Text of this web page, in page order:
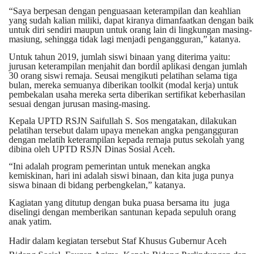
“Saya berpesan dengan penguasaan keterampilan dan keahlian
yang sudah kalian miliki, dapat kiranya dimanfaatkan dengan baik
untuk diri sendiri maupun untuk orang lain di lingkungan masing-
masiung, sehingga tidak lagi menjadi pengangguran,” katanya.
Untuk tahun 2019, jumlah siswi binaan yang diterima yaitu:
jurusan keterampilan menjahit dan bordil aplikasi dengan jumlah
30 orang siswi remaja. Seusai mengikuti pelatihan selama tiga
bulan, mereka semuanya diberikan toolkit (modal kerja) untuk
pembekalan usaha mereka serta diberikan sertifikat keberhasilan
sesuai dengan jurusan masing-masing.
Kepala UPTD RSJN Saifullah S. Sos mengatakan, dilakukan
pelatihan tersebut dalam upaya menekan angka pengangguran
dengan melatih keterampilan kepada remaja putus sekolah yang
dibina oleh UPTD RSJN Dinas Sosial Aceh.
“Ini adalah program pemerintan untuk menekan angka
kemiskinan, hari ini adalah siswi binaan, dan kita juga punya
siswa binaan di bidang perbengkelan,” katanya.
Kagiatan yang ditutup dengan buka puasa bersama itu juga
diselingi dengan memberikan santunan kepada sepuluh orang
anak yatim.
Hadir dalam kegiatan tersebut Staf Khusus Gubernur Aceh